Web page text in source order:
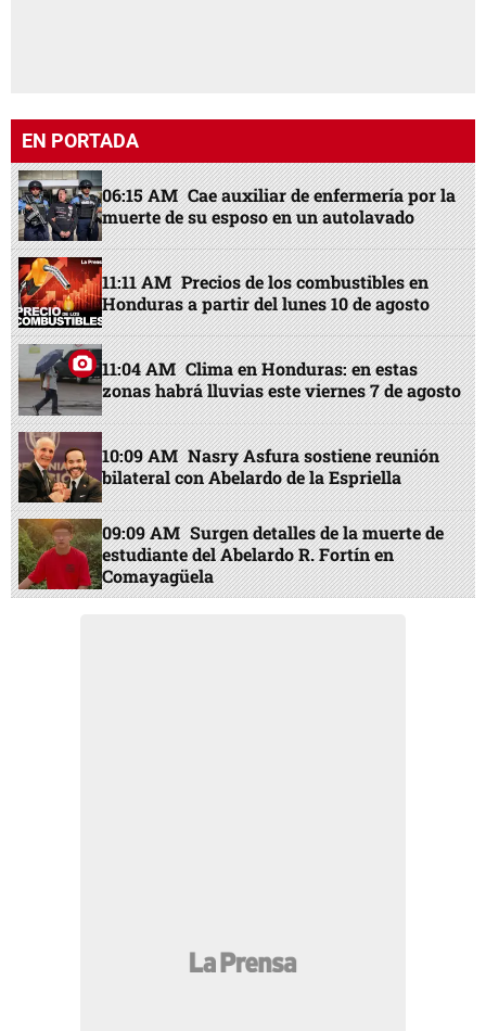
EN PORTADA
06:15 AM Cae auxiliar de enfermería por la
muerte de su esposo en un autolavado
11:11 AM Precios de los combustibles en
Honduras a partir del lunes 10 de agosto
11:04 AM Clima en Honduras: en estas
zonas habrá lluvias este viernes 7 de agosto
10:09 AM Nasry Asfura sostiene reunión
bilateral con Abelardo de la Espriella
09:09 AM Surgen detalles de la muerte de
estudiante del Abelardo R. Fortín en
Comayagüela